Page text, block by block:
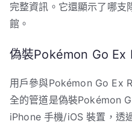
完整資訊。它還顯示了哪
館。
偽裝Pokémon Go Ex
用戶參與Pokémon Go Ex
全的管道是偽裝Pokémon
iPhone 手機/iOS 裝置，透